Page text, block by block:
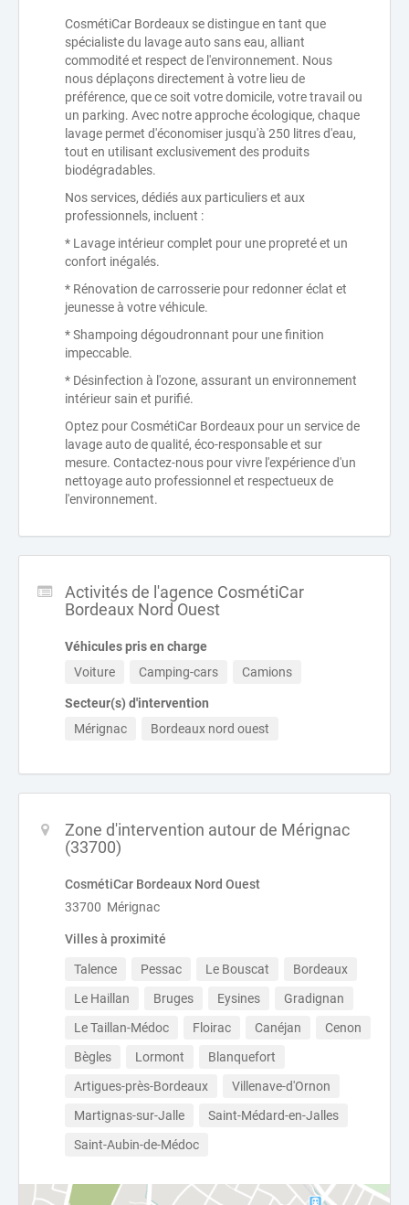
CosmétiCar Bordeaux se distingue en tant que
spécialiste du lavage auto sans eau, alliant
commodité et respect de l'environnement. Nous
nous déplaçons directement à votre lieu de
préférence, que ce soit votre domicile, votre travail ou
un parking. Avec notre approche écologique, chaque
lavage permet d'économiser jusqu'à 250 litres d'eau,
tout en utilisant exclusivement des produits
biodégradables.
Nos services, dédiés aux particuliers et aux
professionnels, incluent :
* Lavage intérieur complet pour une propreté et un
confort inégalés.
* Rénovation de carrosserie pour redonner éclat et
jeunesse à votre véhicule.
* Shampoing dégoudronnant pour une finition
impeccable.
* Désinfection à l'ozone, assurant un environnement
intérieur sain et purifié.
Optez pour CosmétiCar Bordeaux pour un service de
lavage auto de qualité, éco-responsable et sur
mesure. Contactez-nous pour vivre l'expérience d'un
nettoyage auto professionnel et respectueux de
l'environnement.
Activités de l'agence CosmétiCar
Bordeaux Nord Ouest
Véhicules pris en charge
Voiture
Camping-cars Camions
Secteur(s) d'intervention
Mérignac
Bordeaux nord ouest
Zone d'intervention autour de Mérignac
(33700)
CosmétiCar Bordeaux Nord Ouest
33700 Mérignac
Villes à proximité
Talence Pessac Le Bouscat
Bordeaux
Le Haillan
Bruges Eysines
Gradignan
Le Taillan-Médoc
Floirac Canéjan
Cenon
Bègles
Lormont
Blanquefort
Artigues-près-Bordeaux
Villenave-d'Ornon
Martignas-sur-Jalle
Saint-Médard-en-Jalles
Saint-Aubin-de-Médoc